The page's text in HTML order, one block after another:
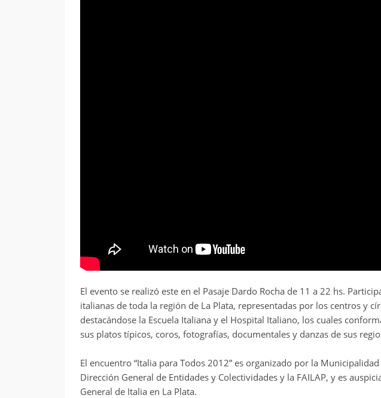
El evento se realizó este en el Pasaje Dardo Rocha de 11 a 22 hs.
italianas de toda la región de La Plata, representadas por los centros y
destacándose la Escuela Italiana y el Hospital Italiano, los cuales
sus platos típicos, coros, fotografías, documentales y danzas de sus
El encuentro “Italia para Todos 2012” es organizado por la
Dirección General de Entidades y Colectividades y la FAILAP, y es
General de Italia en La Plata.